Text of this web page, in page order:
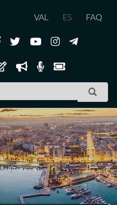
VAL ES FAQ